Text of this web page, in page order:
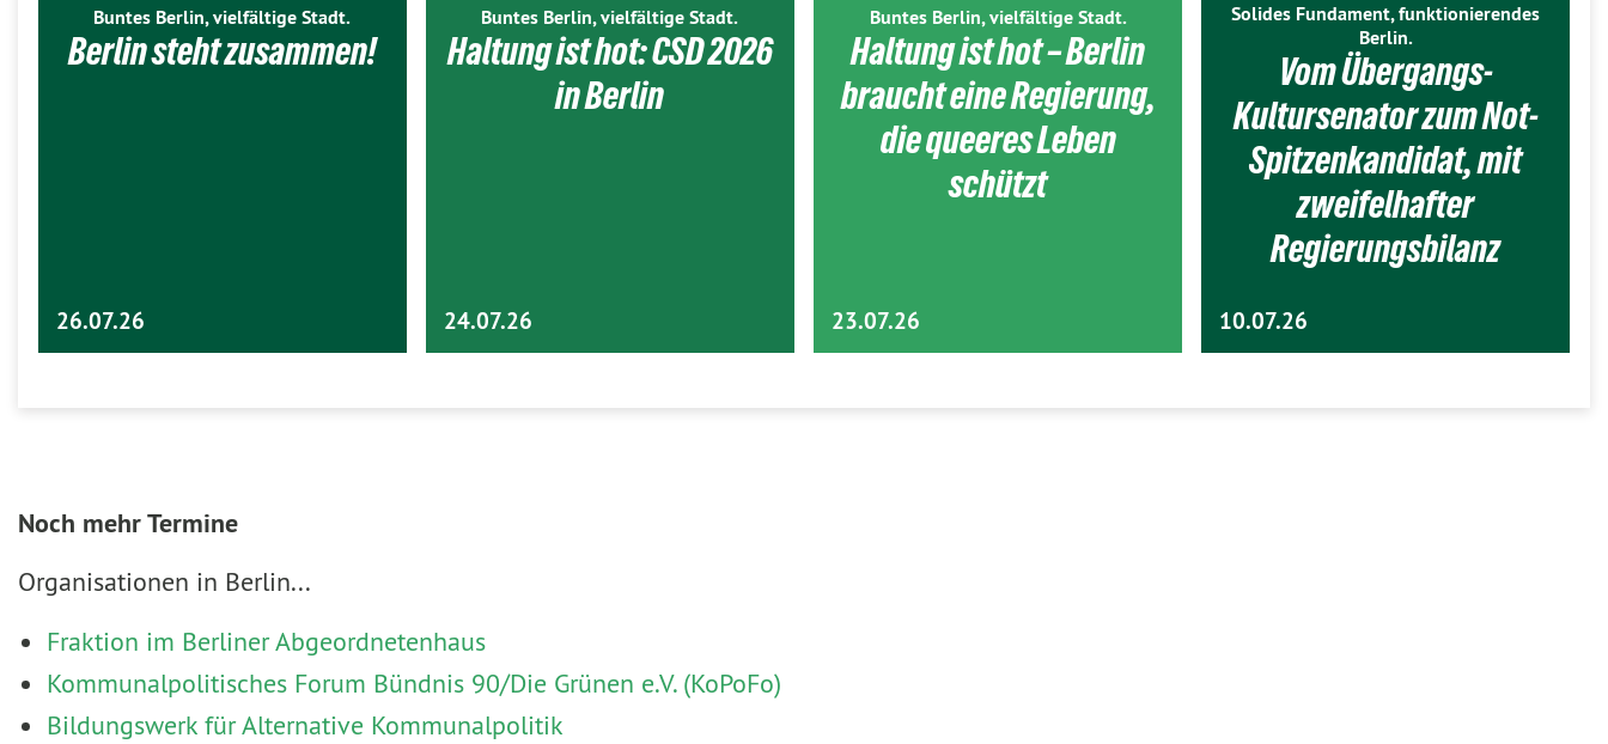
Buntes Berlin, vielfältige Stadt.
Berlin steht zusammen!
26.07.26
Buntes Berlin, vielfältige Stadt.
Haltung ist hot: CSD 2026
in Berlin
24.07.26
Buntes Berlin, vielfältige Stadt.
Haltung ist hot – Berlin
braucht eine Regierung,
die queeres Leben
schützt
23.07.26
Solides Fundament, funktionierendes
Berlin.
Vom Übergangs-
Kultursenator zum Not-
Spitzenkandidat, mit
zweifelhafter
Regierungsbilanz
10.07.26
Noch mehr Termine
Organisationen in Berlin...
Fraktion im Berliner Abgeordnetenhaus
Kommunalpolitisches Forum Bündnis 90/Die Grünen e.V. (KoPoFo)
Bildungswerk für Alternative Kommunalpolitik